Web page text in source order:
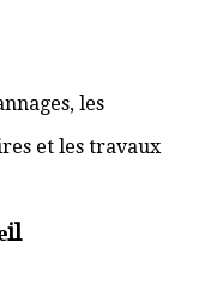
les
et les travaux